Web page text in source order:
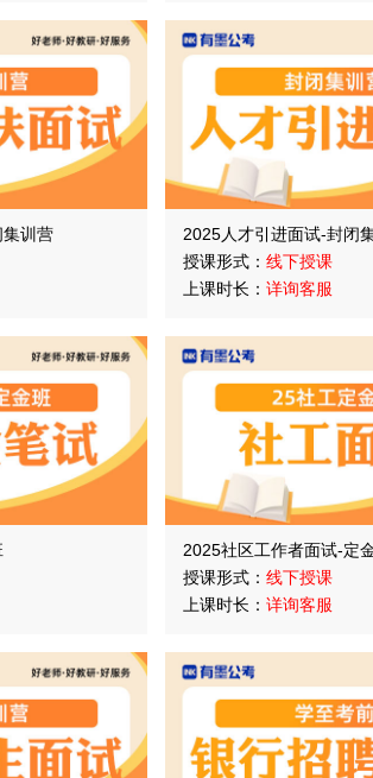
训营
2025人才引进面试-封闭
授课形式： 线下授课
上课时长： 详询客服
2025社区工作者面试-定
授课形式： 线下授课
上课时长： 详询客服